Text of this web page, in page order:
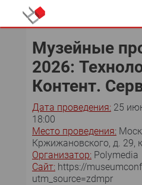
Музейные
2026:
Контент.
Дата проведения: 25
18:00
Место проведения:
Кржижановского, д. 29,
Организатор: Polymedia
Сайт: https://
utm_source=zdmpr